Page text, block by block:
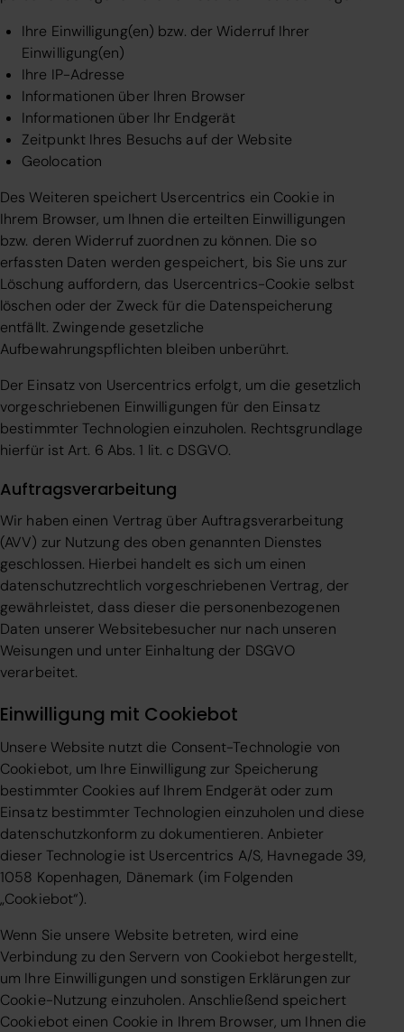
Ihre Einwilligung(en) bzw. der Widerruf Ihrer
Einwilligung(en)
Ihre IP-Adresse
Informationen über Ihren Browser
Informationen über Ihr Endgerät
Zeitpunkt Ihres Besuchs auf der Website
Geolocation
Des Weiteren speichert Usercentrics ein Cookie in
Ihrem Browser, um Ihnen die erteilten Einwilligungen
bzw. deren Widerruf zuordnen zu können. Die so
erfassten Daten werden gespeichert, bis Sie uns zur
Löschung auffordern, das Usercentrics-Cookie selbst
löschen oder der Zweck für die Datenspeicherung
entfällt. Zwingende gesetzliche
Aufbewahrungspflichten bleiben unberührt.
Der Einsatz von Usercentrics erfolgt, um die gesetzlich
vorgeschriebenen Einwilligungen für den Einsatz
bestimmter Technologien einzuholen. Rechtsgrundlage
hierfür ist Art. 6 Abs. 1 lit. c DSGVO.
Auftragsverarbeitung
Wir haben einen Vertrag über Auftragsverarbeitung
(AVV) zur Nutzung des oben genannten Dienstes
geschlossen. Hierbei handelt es sich um einen
datenschutzrechtlich vorgeschriebenen Vertrag, der
gewährleistet, dass dieser die personenbezogenen
Daten unserer Websitebesucher nur nach unseren
Weisungen und unter Einhaltung der DSGVO
verarbeitet.
Einwilligung mit Cookiebot
Unsere Website nutzt die Consent-Technologie von
Cookiebot, um Ihre Einwilligung zur Speicherung
bestimmter Cookies auf Ihrem Endgerät oder zum
Einsatz bestimmter Technologien einzuholen und diese
datenschutzkonform zu dokumentieren. Anbieter
dieser Technologie ist Usercentrics A/S, Havnegade 39,
1058 Kopenhagen, Dänemark (im Folgenden
„Cookiebot“).
Wenn Sie unsere Website betreten, wird eine
Verbindung zu den Servern von Cookiebot hergestellt,
um Ihre Einwilligungen und sonstigen Erklärungen zur
Cookie-Nutzung einzuholen. Anschließend speichert
Cookiebot einen Cookie in Ihrem Browser, um Ihnen die